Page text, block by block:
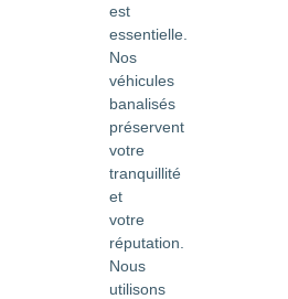
est
essentielle.
Nos
véhicules
banalisés
préservent
votre
tranquillité
et
votre
réputation.
Nous
utilisons